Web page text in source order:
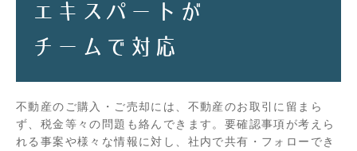
エキスパートが
チームで対応
不動産のご購入・ご売却には、不動産のお取引に留まら
ず、税金等々の問題も絡んできます。要確認事項が考えら
れる事案や様々な情報に対し、社内で共有・フォローでき